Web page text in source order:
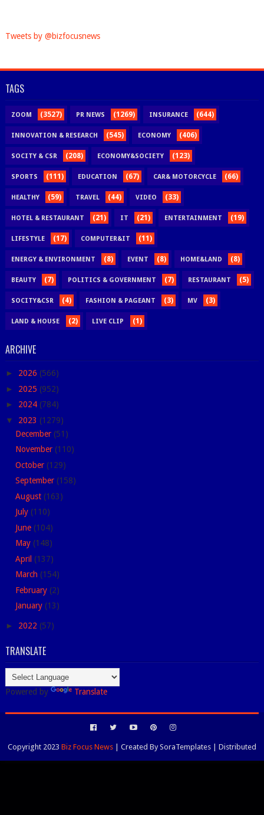
Tweets by @bizfocusnews
TAGS
ZOOM (3527) PR NEWS (1269) INSURANCE (644)
INNOVATION & RESEARCH (545) ECONOMY (406)
SOCITY & CSR (208) ECONOMY&SOCIETY (123)
SPORTS (111) EDUCATION (67) CAR& MOTORCYCLE (66)
HEALTHY (59) TRAVEL (44) VIDEO (33)
HOTEL & RESTAURANT (21) IT (21) ENTERTAINMENT (19)
LIFESTYLE (17) COMPUTER&IT (11)
ENERGY & ENVIRONMENT (8) EVENT (8) HOME&LAND (8)
BEAUTY (7) POLITICS & GOVERNMENT (7) RESTAURANT (5)
SOCITY&CSR (4) FASHION & PAGEANT (3) MV (3)
LAND & HOUSE (2) LIVE CLIP (1)
ARCHIVE
► 2026 (566)
► 2025 (952)
► 2024 (784)
▼ 2023 (1279)
December (51)
November (110)
October (129)
September (158)
August (163)
July (110)
June (104)
May (148)
April (137)
March (154)
February (2)
January (13)
► 2022 (57)
TRANSLATE
Powered by Translate
Copyright 2023 Biz Focus News| Created BySoraTemplates| Distributed